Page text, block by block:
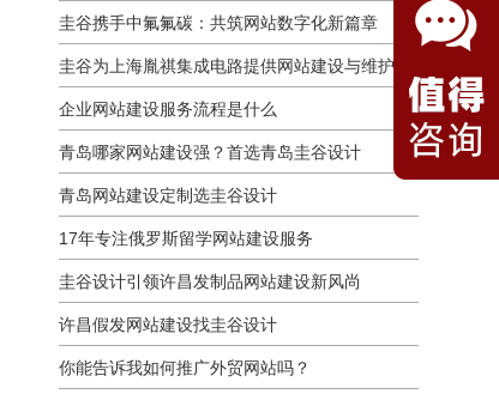
圭谷携手中氟氟碳：共筑网站数字化新篇章
企业网站建设服务流程是什么
青岛哪家网站建设强？首选青岛圭谷设计
青岛网站建设定制选圭谷设计
17年专注俄罗斯留学网站建设服务
圭谷设计引领许昌发制品网站建设新风尚
许昌假发网站建设找圭谷设计
你能告诉我如何推广外贸网站吗？